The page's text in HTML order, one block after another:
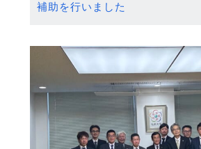
補助を行いました